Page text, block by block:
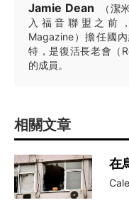
Jamie Dean
（潔
入福音聯盟之前
Magazine）擔任國
特，是復活長老會（
的成員。
相關文章
在